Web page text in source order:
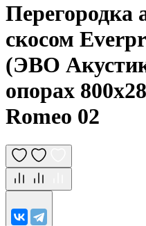
Перегородка
скосом
(ЭВО
опорах
Romeo 02